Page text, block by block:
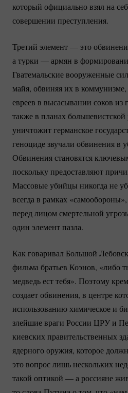
который официально взял на
совершении преступления.
Третий элемент — это
а турки — армян в
Гватемальские вооруженные
майя, обвиняя их в
евреев в высасывании соков из
также в планах
уничтожит германское
геноциде звучали обвинения в
Обвинения становятся
поскольку предоставляют
Массовые убийцы никогда не
всегда в рамках
перед лицом смертельной
один элемент пазла.
Как говаривал Большой
фильма братьев Коэнов, «либо
медведь ест тебя». Поэтому
создает обвинения, в центре
использованию химическое и
злейшие враги России ЦРУ и
киевских правительственных
ядерного оружия, которое
это вопрос лишь нескольких
такой оптикой — а россияне